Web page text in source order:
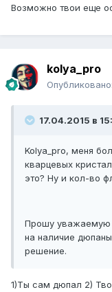
Возможно твои еще
kolya_pro
Опубликовано:
17.04.2015 в
Kolya_pro, меня
кварцевых
это? Ну и кол-во
Прошу уважаемую
на наличие
решение.
1)Ты сам дюпал 2)